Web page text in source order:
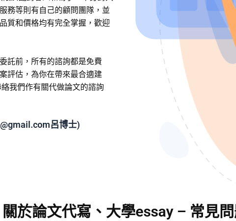
務等則有自己的顧問團隊，並
質和價格均有完全掌握，歡迎
託前，所有的諮詢都是免費
評估，為你在帶來最合適建
我們作有關代做論文的諮詢
呂博士)
關於論文代寫、大學essay – 常見